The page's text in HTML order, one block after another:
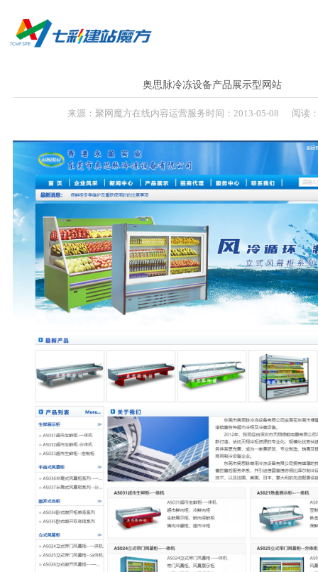
息
我们更专注
”
在线咨询：180 98979252 / 每天送
品牌型企业官网 营销展示型网站 运营维护 站
传统市场竞争激烈，互联网上仍潜藏着勃勃商机！
要开拓广阔的互联网空间，您需要的是一个 “智慧团队
让我们一起来创造更大的奇迹！
在线咨询：180 98979252
首 页
品牌型企业官网
运营维护
新闻资讯
站群优化
联系方式
奥思脉冷冻设备产品展示型网站
来源： 聚网魔方在线内容运营服务时间： 2013-05-08 阅读